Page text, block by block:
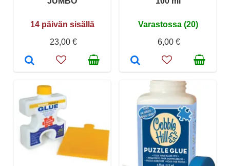
14 päivän sisällä
23,00 €
Varastossa (20)
6,00 €